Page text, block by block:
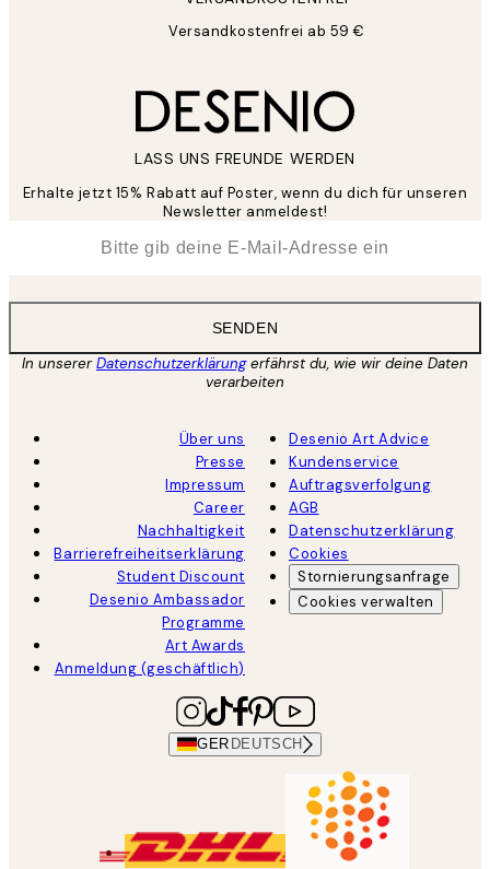
Versandkostenfrei ab 59 €
LASS UNS FREUNDE WERDEN
Erhalte jetzt 15% Rabatt auf Poster, wenn du dich für unseren
Newsletter anmeldest!
SENDEN
In unsererDatenschutzerklärungerfährst du, wie wir deine Daten
verarbeiten
Über uns
Presse
Impressum
Career
Nachhaltigkeit
Barrierefreiheitserklärung
Student Discount
Desenio Ambassador
Programme
Art Awards
Anmeldung (geschäftlich)
Desenio Art Advice
Kundenservice
Auftragsverfolgung
AGB
Datenschutzerklärung
Cookies
Stornierungsanfrage
Cookies verwalten
GER DEUTSCH